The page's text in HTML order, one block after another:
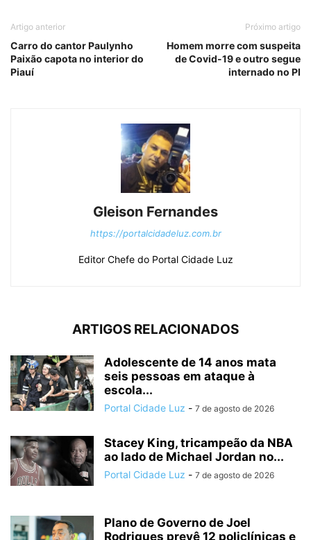
Artigo anterior
Carro do cantor Paulynho
Paixão capota no interior do
Piauí
Próximo artigo
Homem morre com suspeita
de Covid-19 e outro segue
internado no PI
Gleison Fernandes
https://portalcidadeluz.com.br
Editor Chefe do Portal Cidade Luz
ARTIGOS RELACIONADOS
Adolescente de 14 anos mata
seis pessoas em ataque à
escola...
Portal Cidade Luz - 7 de agosto de 2026
Stacey King, tricampeão da NBA
ao lado de Michael Jordan no...
Portal Cidade Luz - 7 de agosto de 2026
Plano de Governo de Joel
Rodrigues prevê 12 policlínicas e